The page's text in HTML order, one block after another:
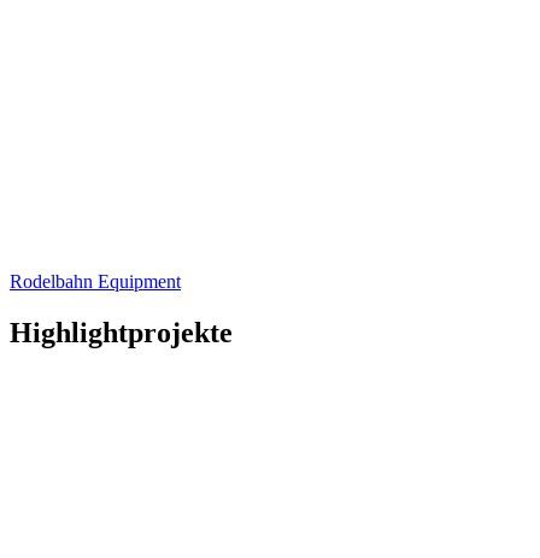
Rodelbahn Equipment
Highlightprojekte